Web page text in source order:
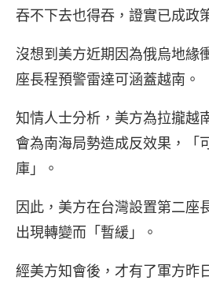
吞不下去也得吞，證實已成政
沒想到美方近期因為俄烏地緣
座長程預警雷達可涵蓋越南。
知情人士分析，美方為拉攏越
會為南海局勢造成反效果，「
庫」。
因此，美方在台灣設置第二座
出現轉變而「暫緩」。
經美方知會後，才有了軍方昨